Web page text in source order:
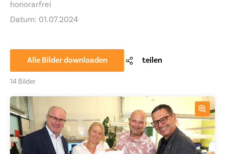
honorarfrei
Datum: 01.07.2024
Alle Bilder downloaden teilen
14 Bilder